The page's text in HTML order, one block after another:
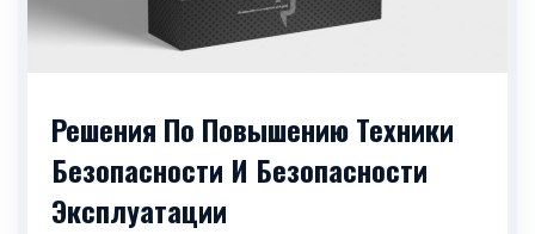
Решения По Повышению Техники
Безопасности И Безопасности
Эксплуатации